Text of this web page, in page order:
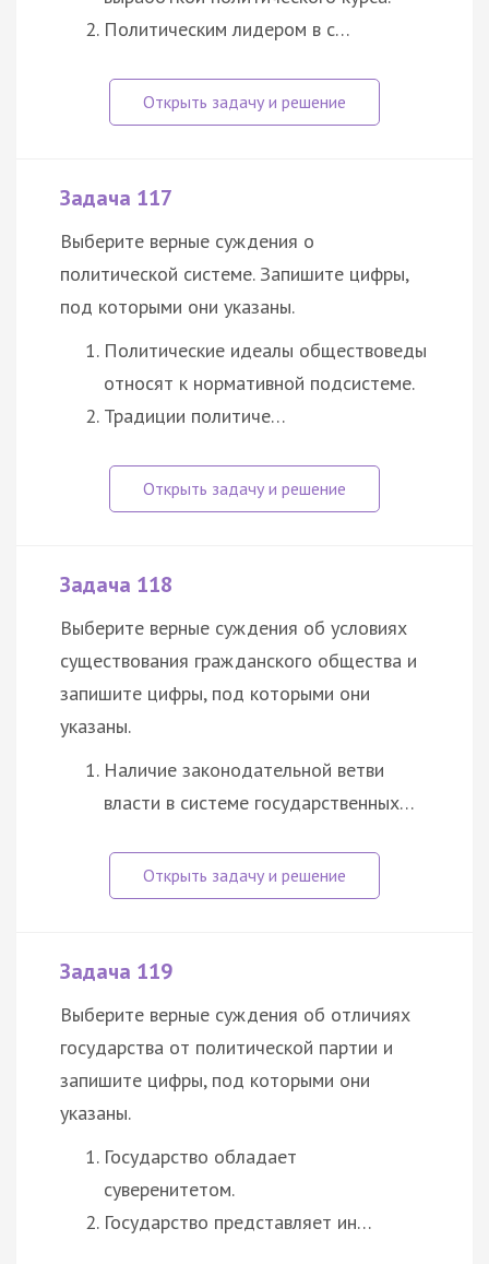
Политическим лидером в с…
Задача 117
Выберите верные суждения о
политической системе. Запишите цифры,
под которыми они указаны.
Политические идеалы обществоведы
относят к нормативной подсистеме.
Традиции политиче…
Задача 118
Выберите верные суждения об условиях
существования гражданского общества и
запишите цифры, под которыми они
указаны.
Наличие законодательной ветви
власти в системе государственных…
Задача 119
Выберите верные суждения об отличиях
государства от политической партии и
запишите цифры, под которыми они
указаны.
Государство обладает
суверенитетом.
Государство представляет ин…